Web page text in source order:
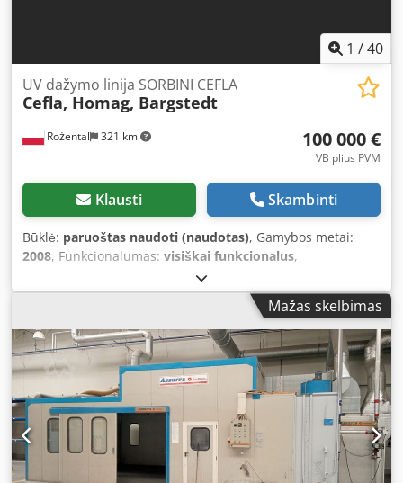
1 /40
Rożental 321 km
UV dažymo linija SORBINI CEFLA
Cefla, Homag, Bargstedt
100 000 €
VB plius PVM
Klausti Skambinti
Būklė: paruoštas naudoti (naudotas), Gamybos metai:
2008, Funkcionalumas: visiškai funkcionalus,
PARDUODAMA PILNA UV DAŽYMO ĮRENGINIŲ
KOMPLEKTAS: SORBINI / CEFLA / BARGSTEDT Galima įsigyti
atskiras mašinas! Parduodama pilna, pramoninė UV
dažymo linija, skirta plokščių paviršių, baldų elementų,
MDF, HDF plokščių, skydų ir kitų medienos pagrindo
medžiagų apdailai. Linija yra aprūpinta automatiniu
pakrovimo ir iškrovimo mechanizmu, plačiomis šlifavimo
mašinomis, dulkių šalinimo sistemomis, keliais dažų
dengimo įrenginiais, UV džiovinimo tuneliais ir UV
spausdintuvu. Pagrindinė linijos įranga: • Automatinės
pakrovimo ir iškrovimo sistemos BARGSTEDT • BARGSTEDT
Mažas skelbimas